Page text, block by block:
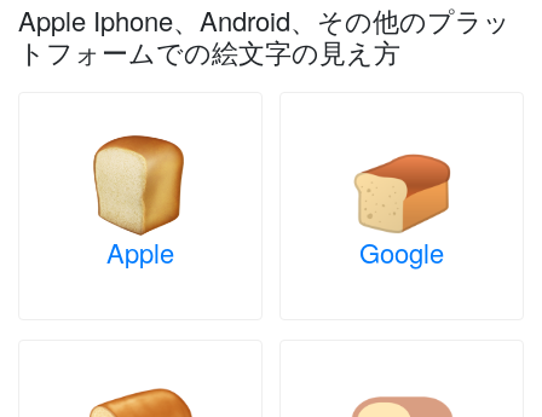
Apple Iphone、Android、その他のプラッ
トフォームでの絵文字の見え方
Apple Google